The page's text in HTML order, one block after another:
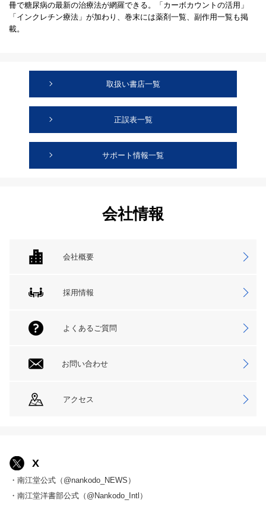
冊で糖尿病の最新の治療法が網羅できる。「カーボカウントの活用」
「インクレチン療法」が加わり、巻末には薬剤一覧、副作用一覧も掲
載。
取扱い書店一覧
正誤表一覧
サポート情報一覧
会社情報
会社概要
採用情報
よくあるご質問
お問い合わせ
アクセス
X
・南江堂公式（@nankodo_NEWS）
・南江堂洋書部公式（@Nankodo_Intl）